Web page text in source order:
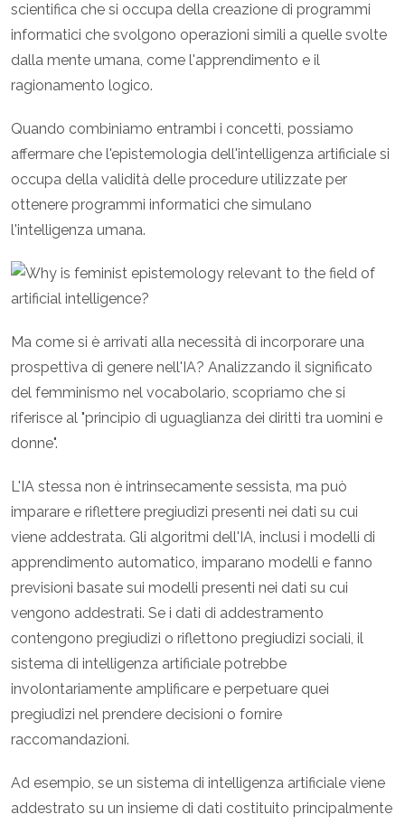
scientifica che si occupa della creazione di programmi
informatici che svolgono operazioni simili a quelle svolte
dalla mente umana, come l'apprendimento e il
ragionamento logico.
Quando combiniamo entrambi i concetti, possiamo
affermare che l'epistemologia dell'intelligenza artificiale si
occupa della validità delle procedure utilizzate per
ottenere programmi informatici che simulano
l'intelligenza umana.
Ma come si è arrivati alla necessità di incorporare una
prospettiva di genere nell'IA? Analizzando il significato
del femminismo nel vocabolario, scopriamo che si
riferisce al "principio di uguaglianza dei diritti tra uomini e
donne".
L'IA stessa non è intrinsecamente sessista, ma può
imparare e riflettere pregiudizi presenti nei dati su cui
viene addestrata. Gli algoritmi dell'IA, inclusi i modelli di
apprendimento automatico, imparano modelli e fanno
previsioni basate sui modelli presenti nei dati su cui
vengono addestrati. Se i dati di addestramento
contengono pregiudizi o riflettono pregiudizi sociali, il
sistema di intelligenza artificiale potrebbe
involontariamente amplificare e perpetuare quei
pregiudizi nel prendere decisioni o fornire
raccomandazioni.
Ad esempio, se un sistema di intelligenza artificiale viene
addestrato su un insieme di dati costituito principalmente